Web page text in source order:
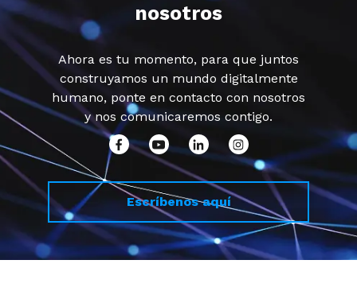
nosotros
Ahora es tu momento, para que juntos
construyamos un mundo digitalmente
humano, ponte en contacto con nosotros
y nos comunicaremos contigo.
Escríbenos aquí